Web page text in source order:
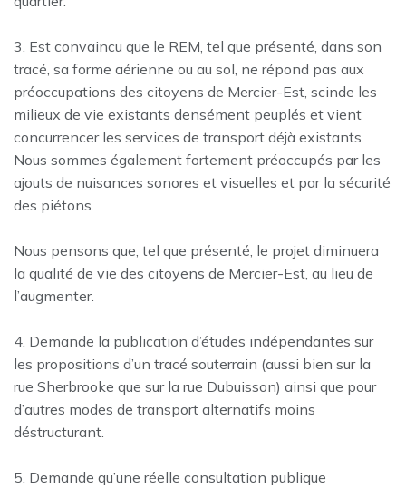
3. Est convaincu que le REM, tel que présenté, dans son
tracé, sa forme aérienne ou au sol, ne répond pas aux
préoccupations des citoyens de Mercier-Est, scinde les
milieux de vie existants densément peuplés et vient
concurrencer les services de transport déjà existants.
Nous sommes également fortement préoccupés par les
ajouts de nuisances sonores et visuelles et par la sécurité
des piétons.
Nous pensons que, tel que présenté, le projet diminuera
la qualité de vie des citoyens de Mercier-Est, au lieu de
l’augmenter.
4. Demande la publication d’études indépendantes sur
les propositions d’un tracé souterrain (aussi bien sur la
rue Sherbrooke que sur la rue Dubuisson) ainsi que pour
d’autres modes de transport alternatifs moins
déstructurant.
5. Demande qu’une réelle consultation publique